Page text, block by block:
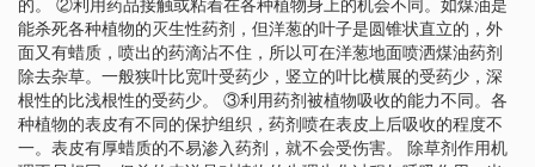
能杀死各种植物的灭生性药剂，但洋葱的叶子是圆锥状直立的，外
面又有蜡质，喷出的药滴沾不住，所以可在洋葱地面喷洒煤油药剂
除去杂草。一般狭叶比宽叶受药少，竖立的叶比横展的受药少，深
根性的比浅根性的受药少。 ③利用药剂被植物吸收的能力不同。各
种植物的表皮有不同的保护组织，药剂喷在表皮上后吸收的程度不
一。表皮有厚蜡质的不易渗入药剂，就不会受伤害。 除草剂作用机